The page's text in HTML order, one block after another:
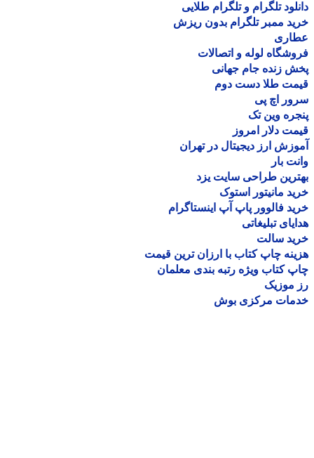
تلگرام و تلگرام طلایی
ممبر تلگرام بدون ریزش
لوله و اتصالات
زنده جام جهانی
طلا دست دوم
اچ پی
وین تک
دلار امروز
ارز دیجیتال در تهران
بار
طراحی سایت یزد
مانیتور استوک
فالوور پاپ آپ اینستاگرام
تبلیغاتی
سالت
چاپ کتاب با ارزان ترین قیمت
کتاب ویژه رتبه بندی معلمان
موزیک
مرکزی بوش